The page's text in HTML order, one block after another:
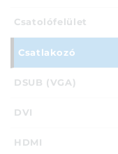
Csatolófelület
Csatlakozó
DSUB (VGA)
DVI
HDMI